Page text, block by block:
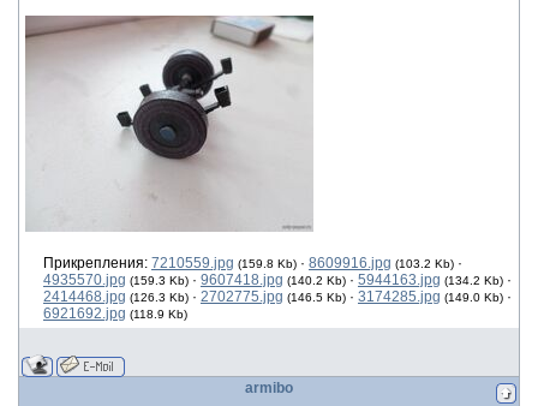
Прикрепления: 7210559.jpg (159.8 Kb) · 8609916.jpg (103.2 Kb) ·
4935570.jpg (159.3 Kb) · 9607418.jpg (140.2 Kb) · 5944163.jpg (134.2 Kb) ·
2414468.jpg (126.3 Kb) · 2702775.jpg (146.5 Kb) · 3174285.jpg (149.0 Kb) ·
6921692.jpg (118.9 Kb)
armibo